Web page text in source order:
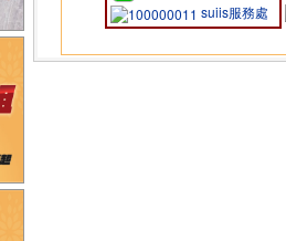
suiis服務處